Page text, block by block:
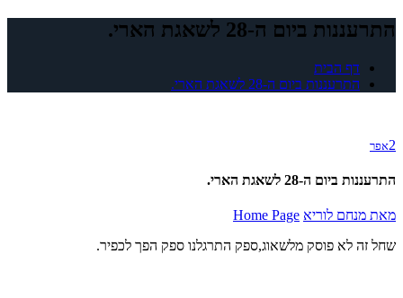
התרעננות ביום ה-28 לשאגת הארי.
דף הבית
התרעננות ביום ה-28 לשאגת הארי.
2אפר
התרעננות ביום ה-28 לשאגת הארי.
מאת מנחם לוריא Home Page
שחל זה לא פוסק מלשאוג,ספק התרגלנו ספק הפך לכפיר.